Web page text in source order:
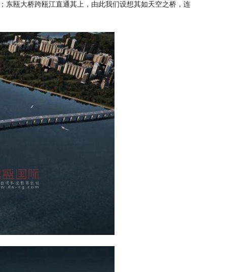
瓯大桥跨瓯江直通其上，由此我们设想其如天空之桥，连